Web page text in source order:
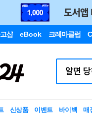
샵 eBook 크레마클럽
신상품 이벤트 바이백 매